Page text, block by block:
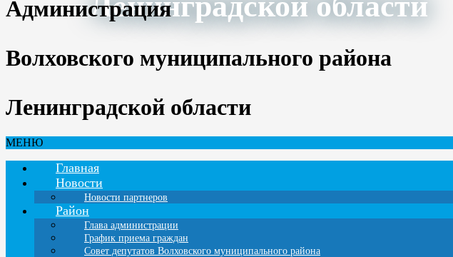
Администрация
Волховского муниципального района
Ленинградской области
МЕНЮ
Главная
Новости
Новости партнеров
Район
Глава администрации
График приема граждан
Совет депутатов Волховского муниципального района